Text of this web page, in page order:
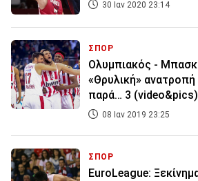
30 Ιαν 2020 23:14
ΣΠΟΡ
Ολυμπιακός -
«Θρυλική»
παρά… 3 (video&pics)
08 Ιαν 2019 23:25
ΣΠΟΡ
EuroLeague: